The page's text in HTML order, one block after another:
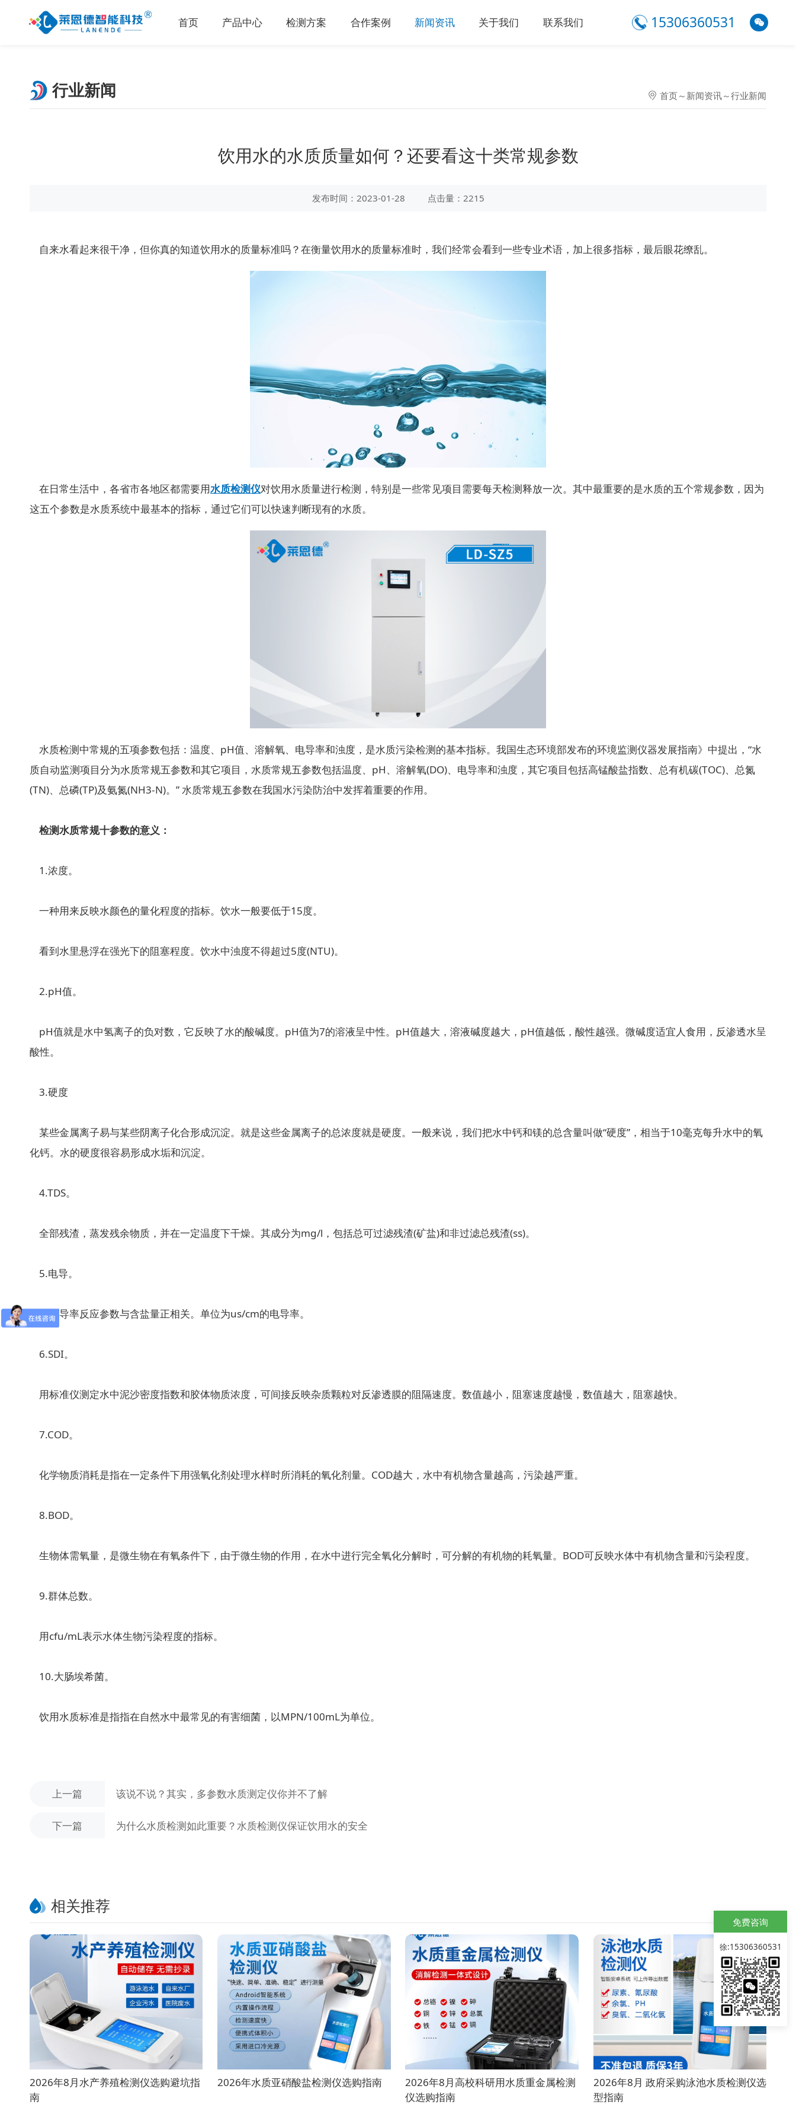
首页 产品中心 检测方案 合作案例 新闻资讯 关于我们 联系我们 15306360531
行业新闻 首页～ 新闻资讯～行业新闻
饮用水的水质质量如何？还要看这十类常规参数
发布时间：2023-01-28 点击量：2215
自来水看起来很干净，但你真的知道饮用水的质量标准吗？在衡量饮用水的质量标准时，我们经常会看到一些专业术语，加上很多指标，最后眼花缭乱。
在日常生活中，各省市各地区都需要用水质检测仪对饮用水质量进行检测，特别是一些常见项目需要每天检测释放一次。其中最重要的是水质的五个常规参数，因为
这五个参数是水质系统中最基本的指标，通过它们可以快速判断现有的水质。
水质检测中常规的五项参数包括：温度、pH值、溶解氧、电导率和浊度，是水质污染检测的基本指标。我国生态环境部发布的环境监测仪器发展指南》中提出，“水
质自动监测项目分为水质常规五参数和其它项目，水质常规五参数包括温度、pH、溶解氧(DO)、电导率和浊度，其它项目包括高锰酸盐指数、总有机碳(TOC)、总氮
(TN)、总磷(TP)及氨氮(NH3-N)。” 水质常规五参数在我国水污染防治中发挥着重要的作用。
检测水质常规十参数的意义：
1.浓度。
一种用来反映水颜色的量化程度的指标。饮水一般要低于15度。
看到水里悬浮在强光下的阻塞程度。饮水中浊度不得超过5度(NTU)。
2.pH值。
pH值就是水中氢离子的负对数，它反映了水的酸碱度。pH值为7的溶液呈中性。pH值越大，溶液碱度越大，pH值越低，酸性越强。微碱度适宜人食用，反渗透水呈
酸性。
3.硬度
某些金属离子易与某些阴离子化合形成沉淀。就是这些金属离子的总浓度就是硬度。一般来说，我们把水中钙和镁的总含量叫做“硬度”，相当于10毫克每升水中的氧
化钙。水的硬度很容易形成水垢和沉淀。
4.TDS。
全部残渣，蒸发残余物质，并在一定温度下干燥。其成分为mg/l，包括总可过滤残渣(矿盐)和非过滤总残渣(ss)。
5.电导。
水力导率反应参数与含盐量正相关。单位为us/cm的电导率。
6.SDI。
用标准仪测定水中泥沙密度指数和胶体物质浓度，可间接反映杂质颗粒对反渗透膜的阻隔速度。数值越小，阻塞速度越慢，数值越大，阻塞越快。
7.COD。
化学物质消耗是指在一定条件下用强氧化剂处理水样时所消耗的氧化剂量。COD越大，水中有机物含量越高，污染越严重。
8.BOD。
生物体需氧量，是微生物在有氧条件下，由于微生物的作用，在水中进行完全氧化分解时，可分解的有机物的耗氧量。BOD可反映水体中有机物含量和污染程度。
9.群体总数。
用cfu/mL表示水体生物污染程度的指标。
10.大肠埃希菌。
饮用水质标准是指指在自然水中最常见的有害细菌，以MPN/100mL为单位。
上一篇 该说不说？其实，多参数水质测定仪你并不了解
下一篇 为什么水质检测如此重要？水质检测仪保证饮用水的安全
相关推荐
2026年8月水产养殖检测仪选购避坑指
南
2026年水质亚硝酸盐检测仪选购指南
2026年8月高校科研用水质重金属检测
仪选购指南
2026年8月 政府采购泳池水质检测仪选
型指南
免费咨询
徐:15306360531